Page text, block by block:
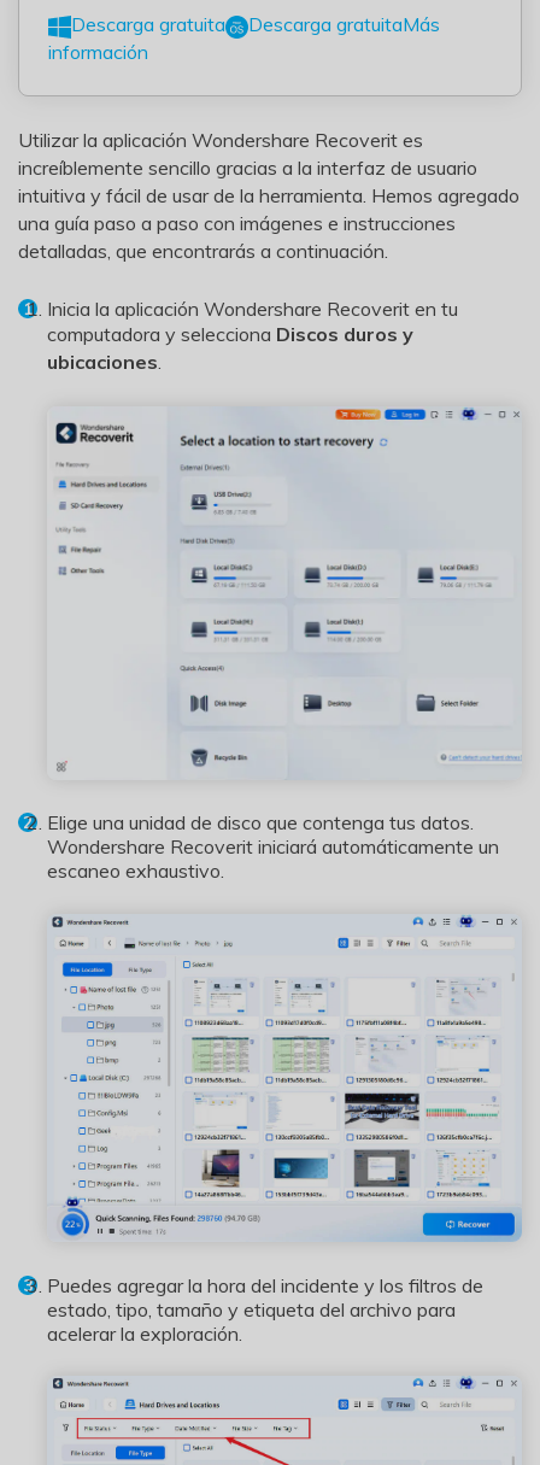
Descarga gratuita Descarga gratuitaMás
información
Utilizar la aplicación Wondershare Recoverit es
increíblemente sencillo gracias a la interfaz de usuario
intuitiva y fácil de usar de la herramienta. Hemos agregado
una guía paso a paso con imágenes e instrucciones
detalladas, que encontrarás a continuación.
Inicia la aplicación Wondershare Recoverit en tu
computadora y selecciona Discos duros y
ubicaciones
Elige una unidad de disco que contenga tus datos.
Wondershare Recoverit iniciará automáticamente un
escaneo exhaustivo.
Puedes agregar la hora del incidente y los filtros de
estado, tipo, tamaño y etiqueta del archivo para
acelerar la exploración.